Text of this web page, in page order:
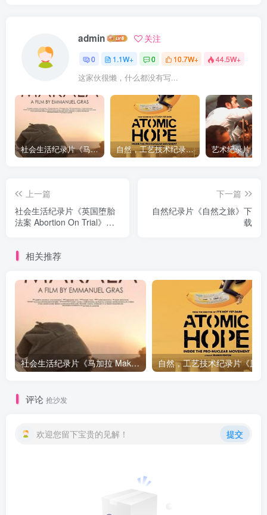
admin 关注
0 1.1W+ 0 10.7W+ 44.5W+
这家伙很懒，什么都没有写...
社会生活纪录片《马加拉 Makala》下载 自然，工艺技术纪录片《原子能的希望 Atomic Hope – Inside the Pro-Nuclear Movement》下载
上一篇
社会生活纪录片《英国堕胎
法案 Abortion On Trial》下
下一篇
自然纪录片《自然之旅》下
载
相关推荐
社会生活纪录片《马加拉 Makala》下载
评论 抢沙发
欢迎您留下宝贵的见解！ 提交